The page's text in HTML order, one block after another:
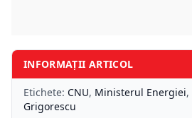
INFORMAȚII ARTICOL
Etichete: CNU, Ministerul Energiei,
Grigorescu